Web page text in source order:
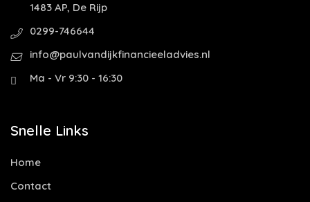
1483 AP, De Rijp
0299-746644
info@paulvandijkfinancieeladvies.nl
Ma - Vr 9:30 - 16:30
Snelle Links
Home
Contact